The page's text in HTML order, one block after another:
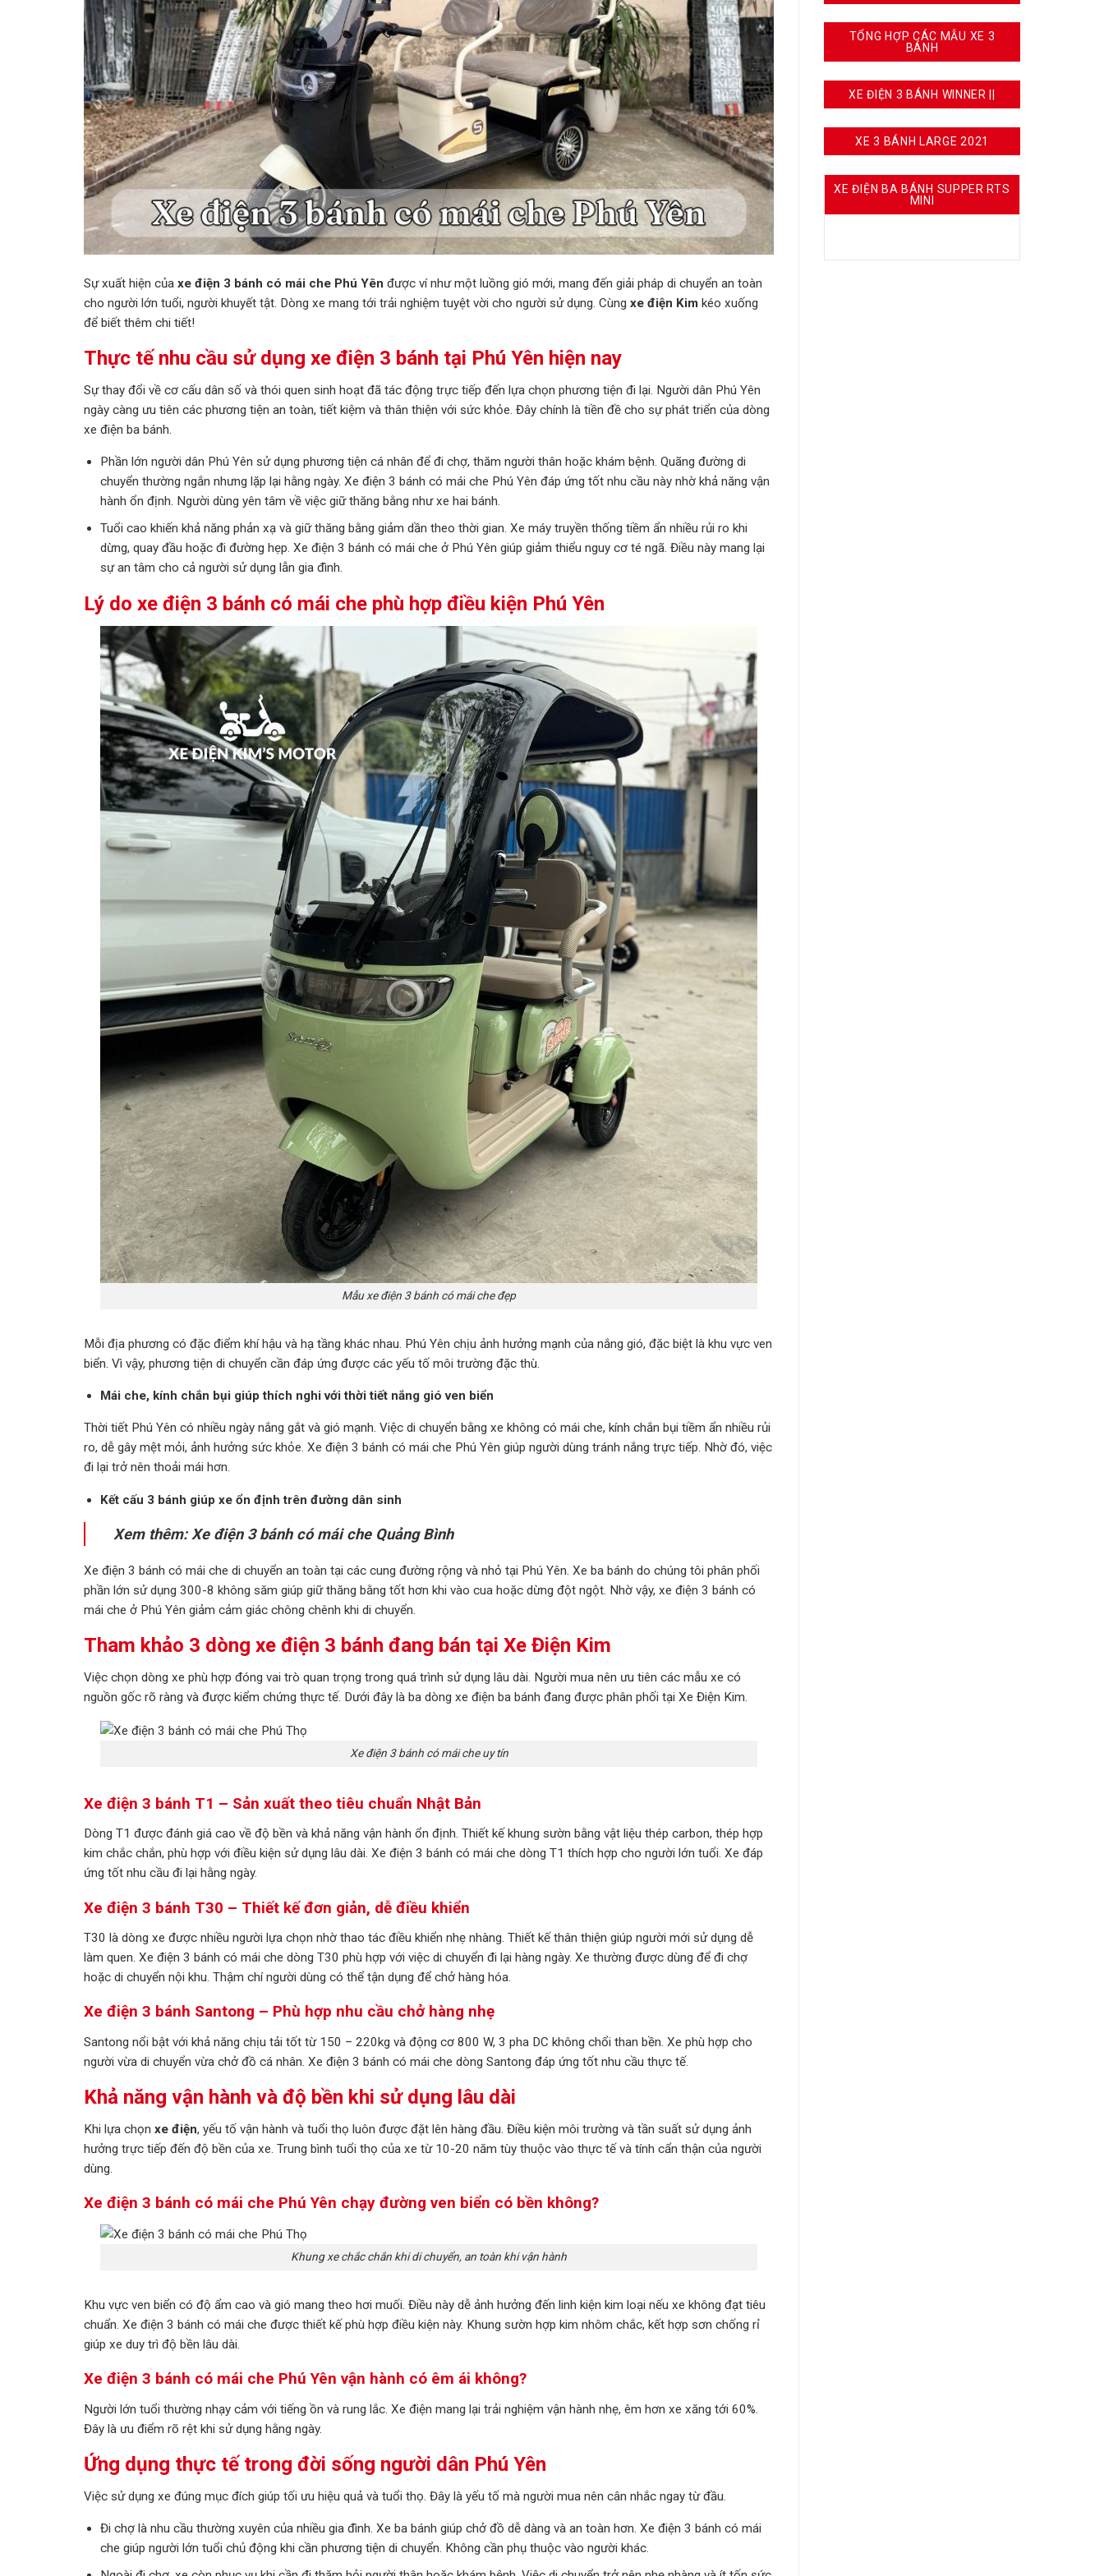
Sự xuất hiện của xe điện 3 bánh có mái che Phú Yên được ví như một luồng gió mới, mang đến giải pháp di chuyển an toàn
cho người lớn tuổi, người khuyết tật. Dòng xe mang tới trải nghiệm tuyệt vời cho người sử dụng. Cùng xe điện Kim kéo xuống
để biết thêm chi tiết!
Thực tế nhu cầu sử dụng xe điện 3 bánh tại Phú Yên hiện nay
Sự thay đổi về cơ cấu dân số và thói quen sinh hoạt đã tác động trực tiếp đến lựa chọn phương tiện đi lại. Người dân Phú Yên
ngày càng ưu tiên các phương tiện an toàn, tiết kiệm và thân thiện với sức khỏe. Đây chính là tiền đề cho sự phát triển của dòng
xe điện ba bánh.
Phần lớn người dân Phú Yên sử dụng phương tiện cá nhân để đi chợ, thăm người thân hoặc khám bệnh. Quãng đường di
chuyển thường ngắn nhưng lặp lại hằng ngày. Xe điện 3 bánh có mái che Phú Yên đáp ứng tốt nhu cầu này nhờ khả năng vận
hành ổn định. Người dùng yên tâm về việc giữ thăng bằng như xe hai bánh.
Tuổi cao khiến khả năng phản xạ và giữ thăng bằng giảm dần theo thời gian. Xe máy truyền thống tiềm ẩn nhiều rủi ro khi
dừng, quay đầu hoặc đi đường hẹp. Xe điện 3 bánh có mái che ở Phú Yên giúp giảm thiểu nguy cơ té ngã. Điều này mang lại
sự an tâm cho cả người sử dụng lẫn gia đình.
Lý do xe điện 3 bánh có mái che phù hợp điều kiện Phú Yên
Mẫu xe điện 3 bánh có mái che đẹp
Mỗi địa phương có đặc điểm khí hậu và hạ tầng khác nhau. Phú Yên chịu ảnh hưởng mạnh của nắng gió, đặc biệt là khu vực ven
biển. Vì vậy, phương tiện di chuyển cần đáp ứng được các yếu tố môi trường đặc thù.
Mái che, kính chắn bụi giúp thích nghi với thời tiết nắng gió ven biển
Thời tiết Phú Yên có nhiều ngày nắng gắt và gió mạnh. Việc di chuyển bằng xe không có mái che, kính chắn bụi tiềm ẩn nhiều rủi
ro, dễ gây mệt mỏi, ảnh hưởng sức khỏe. Xe điện 3 bánh có mái che Phú Yên giúp người dùng tránh nắng trực tiếp. Nhờ đó, việc
đi lại trở nên thoải mái hơn.
Kết cấu 3 bánh giúp xe ổn định trên đường dân sinh
Xem thêm: Xe điện 3 bánh có mái che Quảng Bình
Xe điện 3 bánh có mái che di chuyển an toàn tại các cung đường rộng và nhỏ tại Phú Yên. Xe ba bánh do chúng tôi phân phối
phần lớn sử dụng 300-8 không săm giúp giữ thăng bằng tốt hơn khi vào cua hoặc dừng đột ngột. Nhờ vậy, xe điện 3 bánh có
mái che ở Phú Yên giảm cảm giác chông chênh khi di chuyển.
Tham khảo 3 dòng xe điện 3 bánh đang bán tại Xe Điện Kim
Việc chọn dòng xe phù hợp đóng vai trò quan trọng trong quá trình sử dụng lâu dài. Người mua nên ưu tiên các mẫu xe có
nguồn gốc rõ ràng và được kiểm chứng thực tế. Dưới đây là ba dòng xe điện ba bánh đang được phân phối tại Xe Điện Kim.
Xe điện 3 bánh có mái che uy tín
Xe điện 3 bánh T1 – Sản xuất theo tiêu chuẩn Nhật Bản
Dòng T1 được đánh giá cao về độ bền và khả năng vận hành ổn định. Thiết kế khung sườn bằng vật liệu thép carbon, thép hợp
kim chắc chắn, phù hợp với điều kiện sử dụng lâu dài. Xe điện 3 bánh có mái che dòng T1 thích hợp cho người lớn tuổi. Xe đáp
ứng tốt nhu cầu đi lại hằng ngày.
Xe điện 3 bánh T30 – Thiết kế đơn giản, dễ điều khiển
T30 là dòng xe được nhiều người lựa chọn nhờ thao tác điều khiển nhẹ nhàng. Thiết kế thân thiện giúp người mới sử dụng dễ
làm quen. Xe điện 3 bánh có mái che dòng T30 phù hợp với việc di chuyển đi lại hàng ngày. Xe thường được dùng để đi chợ
hoặc di chuyển nội khu. Thậm chí người dùng có thể tận dụng để chở hàng hóa.
Xe điện 3 bánh Santong – Phù hợp nhu cầu chở hàng nhẹ
Santong nổi bật với khả năng chịu tải tốt từ 150 – 220kg và động cơ 800 W, 3 pha DC không chổi than bền. Xe phù hợp cho
người vừa di chuyển vừa chở đồ cá nhân. Xe điện 3 bánh có mái che dòng Santong đáp ứng tốt nhu cầu thực tế.
Khả năng vận hành và độ bền khi sử dụng lâu dài
Khi lựa chọn xe điện, yếu tố vận hành và tuổi thọ luôn được đặt lên hàng đầu. Điều kiện môi trường và tần suất sử dụng ảnh
hưởng trực tiếp đến độ bền của xe. Trung bình tuổi thọ của xe từ 10-20 năm tùy thuộc vào thực tế và tính cẩn thận của người
dùng.
Xe điện 3 bánh có mái che Phú Yên chạy đường ven biển có bền không?
Khung xe chắc chắn khi di chuyển, an toàn khi vận hành
Khu vực ven biển có độ ẩm cao và gió mang theo hơi muối. Điều này dễ ảnh hưởng đến linh kiện kim loại nếu xe không đạt tiêu
chuẩn. Xe điện 3 bánh có mái che được thiết kế phù hợp điều kiện này. Khung sườn hợp kim nhôm chắc, kết hợp sơn chống rỉ
giúp xe duy trì độ bền lâu dài.
Xe điện 3 bánh có mái che Phú Yên vận hành có êm ái không?
Người lớn tuổi thường nhạy cảm với tiếng ồn và rung lắc. Xe điện mang lại trải nghiệm vận hành nhẹ, êm hơn xe xăng tới 60%.
Đây là ưu điểm rõ rệt khi sử dụng hằng ngày.
Ứng dụng thực tế trong đời sống người dân Phú Yên
Việc sử dụng xe đúng mục đích giúp tối ưu hiệu quả và tuổi thọ. Đây là yếu tố mà người mua nên cân nhắc ngay từ đầu.
Đi chợ là nhu cầu thường xuyên của nhiều gia đình. Xe ba bánh giúp chở đồ dễ dàng và an toàn hơn. Xe điện 3 bánh có mái
che giúp người lớn tuổi chủ động khi cần phương tiện di chuyển. Không cần phụ thuộc vào người khác.
TỔNG HỢP CÁC MẪU XE 3
BÁNH
XE ĐIỆN 3 BÁNH WINNER ||
XE 3 BÁNH LARGE 2021
XE ĐIỆN BA BÁNH SUPPER RTS
MINI